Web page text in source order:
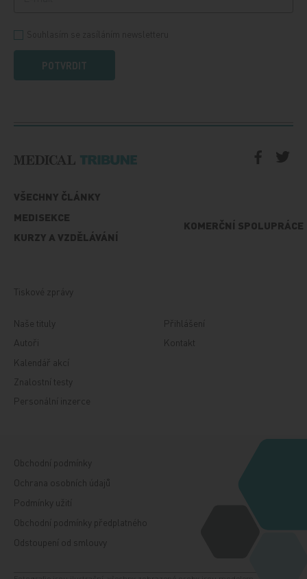
POTVRDIT
VŠECHNY ČLÁNKY
MEDISEKCE
KURZY A VZDĚLÁVÁNÍ
KOMERČNÍ SPOLUPRÁCE
Tiskové zprávy
Naše tituly
Autoři
Kalendář akcí
Znalostní testy
Personální inzerce
Přihlášení
Kontakt
Obchodní podmínky
Ochrana osobních údajů
Podmínky užití
Obchodní podmínky předplatného
Odstoupení od smlouvy